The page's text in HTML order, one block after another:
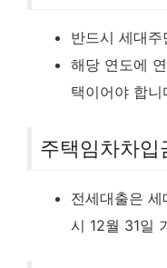
반드시 세대주
해당 연도에
택이어야 합니
주택임차차입
전세대출은
시 12월 31일